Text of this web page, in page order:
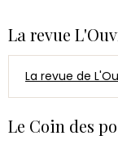
La revue
La revue de
Le Coin des